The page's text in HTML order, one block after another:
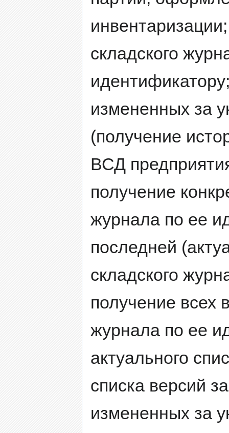
складского
измененных за
(получение
ВСД
получение
журнала по ее
последней
складского
получение всех
журнала по ее
актуального
списка версий
измененных за